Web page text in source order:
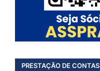
PRESTAÇÃO DE CONTAS